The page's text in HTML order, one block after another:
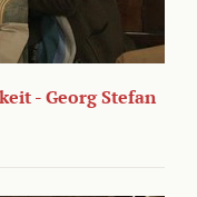
- Georg Stefan